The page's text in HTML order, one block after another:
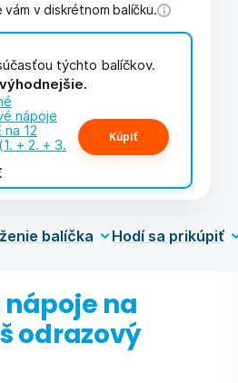
vám v diskrétnom balíčku.
týchto balíčkov.
nápoje
na 12
+ 2. + 3.
Kúpiť
balíčka Hodí sa prikúpiť
na
odrazový